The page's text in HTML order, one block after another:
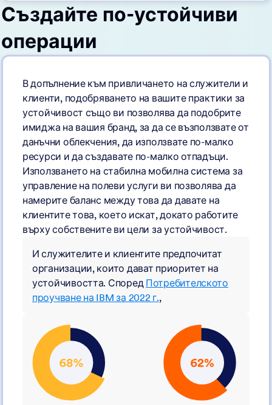
Създайте по-устойчиви
операции
В допълнение към привличането на служители и
клиенти, подобряването на вашите практики за
устойчивост също ви позволява да подобрите
имиджа на вашия бранд, за да се възползвате от
данъчни облекчения, да използвате по-малко
ресурси и да създавате по-малко отпадъци.
Използването на стабилна мобилна система за
управление на полеви услуги ви позволява да
намерите баланс между това да давате на
клиентите това, което искат, докато работите
върху собствените ви цели за устойчивост.
И служителите и клиентите предпочитат
организации, които дават приоритет на
устойчивостта. Според Потребителското
проучване на IBM за 2022 г.,